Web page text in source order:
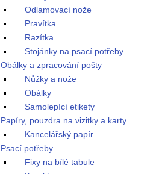
Odlamovací nože
Pravítka
Razítka
Stojánky na psací potřeby
Obálky a zpracování pošty
Nůžky a nože
Obálky
Samolepící etikety
Papíry, pouzdra na vizitky a karty
Kancelářský papír
Psací potřeby
Fixy na bílé tabule